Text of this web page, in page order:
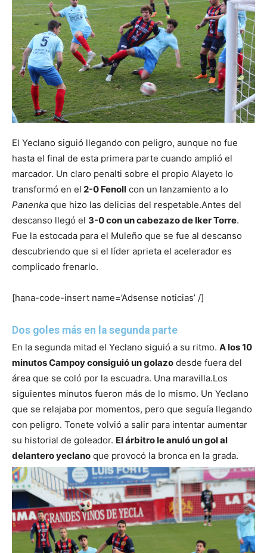
El Yeclano siguió llegando con peligro, aunque no fue
hasta el final de esta primera parte cuando amplió el
marcador. Un claro penalti sobre el propio Alayeto lo
transformó en el 2-0 Fenoll con un lanzamiento a lo
Panenka que hizo las delicias del respetable.Antes del
descanso llegó el 3-0 con un cabezazo de Iker Torre.
Fue la estocada para el Muleño que se fue al descanso
descubriendo que si el líder aprieta el acelerador es
complicado frenarlo.
[hana-code-insert name=’Adsense noticias’ /]
Dos goles más en la segunda parte
En la segunda mitad el Yeclano siguió a su ritmo. A los 10
minutos Campoy consiguió un golazo desde fuera del
área que se coló por la escuadra. Una maravilla.Los
siguientes minutos fueron más de lo mismo. Un Yeclano
que se relajaba por momentos, pero que seguía llegando
con peligro. Tonete volvió a salir para intentar aumentar
su historial de goleador. El árbitro le anuló un gol al
delantero yeclano que provocó la bronca en la grada.